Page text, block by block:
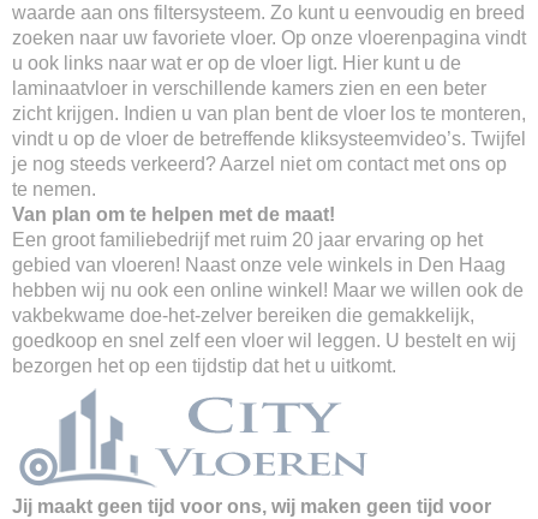
waarde aan ons filtersysteem. Zo kunt u eenvoudig en breed
zoeken naar uw favoriete vloer. Op onze vloerenpagina vindt
u ook links naar wat er op de vloer ligt. Hier kunt u de
laminaatvloer in verschillende kamers zien en een beter
zicht krijgen. Indien u van plan bent de vloer los te monteren,
vindt u op de vloer de betreffende kliksysteemvideo’s. Twijfel
je nog steeds verkeerd? Aarzel niet om contact met ons op
te nemen.
Van plan om te helpen met de maat!
Een groot familiebedrijf met ruim 20 jaar ervaring op het
gebied van vloeren! Naast onze vele winkels in Den Haag
hebben wij nu ook een online winkel! Maar we willen ook de
vakbekwame doe-het-zelver bereiken die gemakkelijk,
goedkoop en snel zelf een vloer wil leggen. U bestelt en wij
bezorgen het op een tijdstip dat het u uitkomt.
Jij maakt geen tijd voor ons, wij maken geen tijd voor